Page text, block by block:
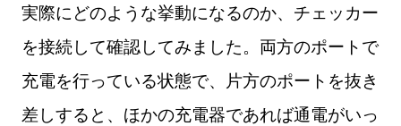
実際にどのような挙動になるのか、チェッカー
を接続して確認してみました。両方のポートで
充電を行っている状態で、片方のポートを抜き
差しすると、ほかの充電器であれば通電がいっ